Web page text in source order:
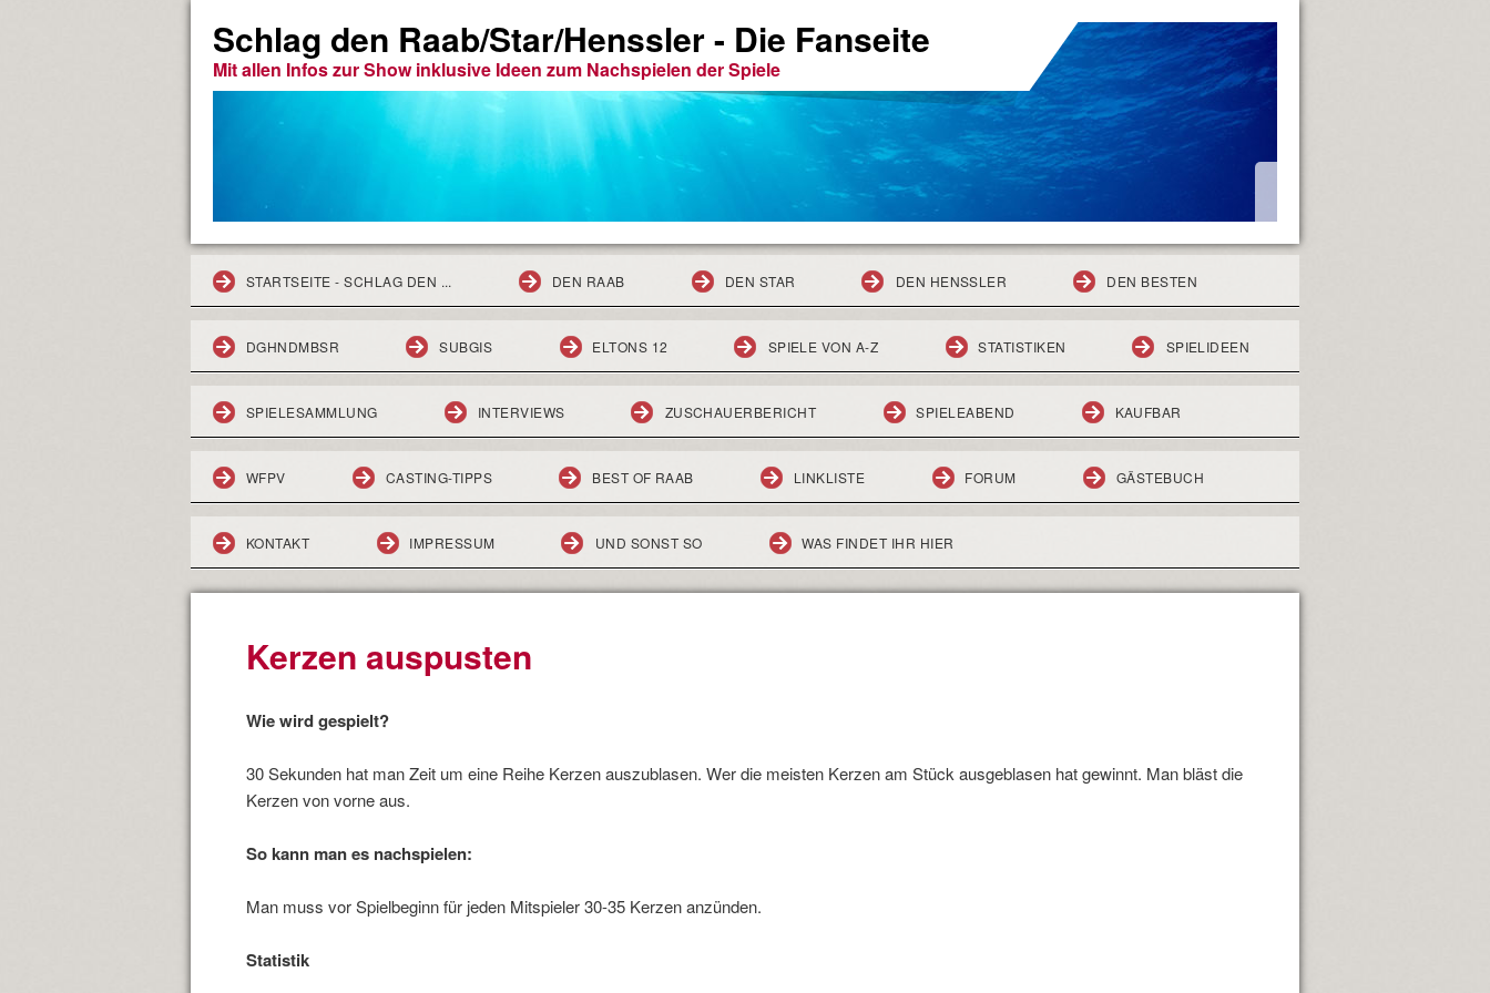
Schlag den Raab/Star/Henssler - Die Fanseite
Mit allen Infos zur Show inklusive Ideen zum Nachspielen der Spiele
STARTSEITE - SCHLAG DEN ... DEN RAAB DEN STAR DEN HENSSLER DEN BESTEN
DGHNDMBSR SUBGIS ELTONS 12 SPIELE VON A-Z STATISTIKEN SPIELIDEEN
SPIELESAMMLUNG INTERVIEWS ZUSCHAUERBERICHT SPIELEABEND KAUFBAR
WFPV CASTING-TIPPS BEST OF RAAB LINKLISTE FORUM GÄSTEBUCH
KONTAKT IMPRESSUM UND SONST SO WAS FINDET IHR HIER
Kerzen auspusten
Wie wird gespielt?
30 Sekunden hat man Zeit um eine Reihe Kerzen auszublasen. Wer die meisten Kerzen am Stück ausgeblasen hat gewinnt. Man bläst die
Kerzen von vorne aus.
So kann man es nachspielen:
Man muss vor Spielbeginn für jeden Mitspieler 30-35 Kerzen anzünden.
Statistik